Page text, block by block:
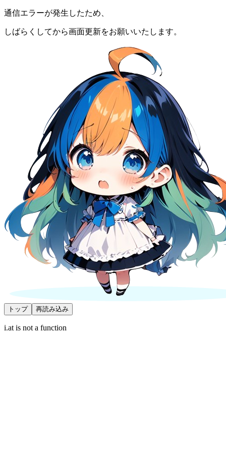
通信エラーが発生したため、
しばらくしてから画面更新をお願いいたします。
トップ 再読み込み
i.at is not a function